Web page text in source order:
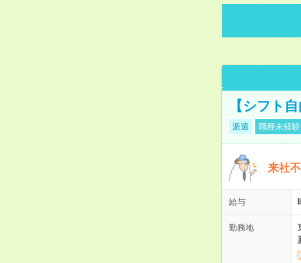
【シフト
派遣 職種未経
来社
給与
勤務地